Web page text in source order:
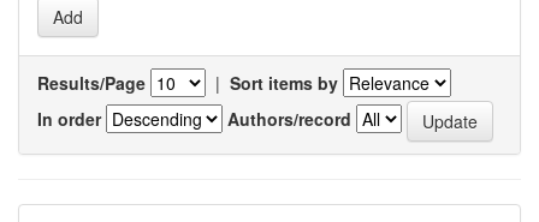
Results/Page | Sort items by
In order
Authors/record